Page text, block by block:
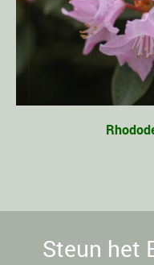
Steun het